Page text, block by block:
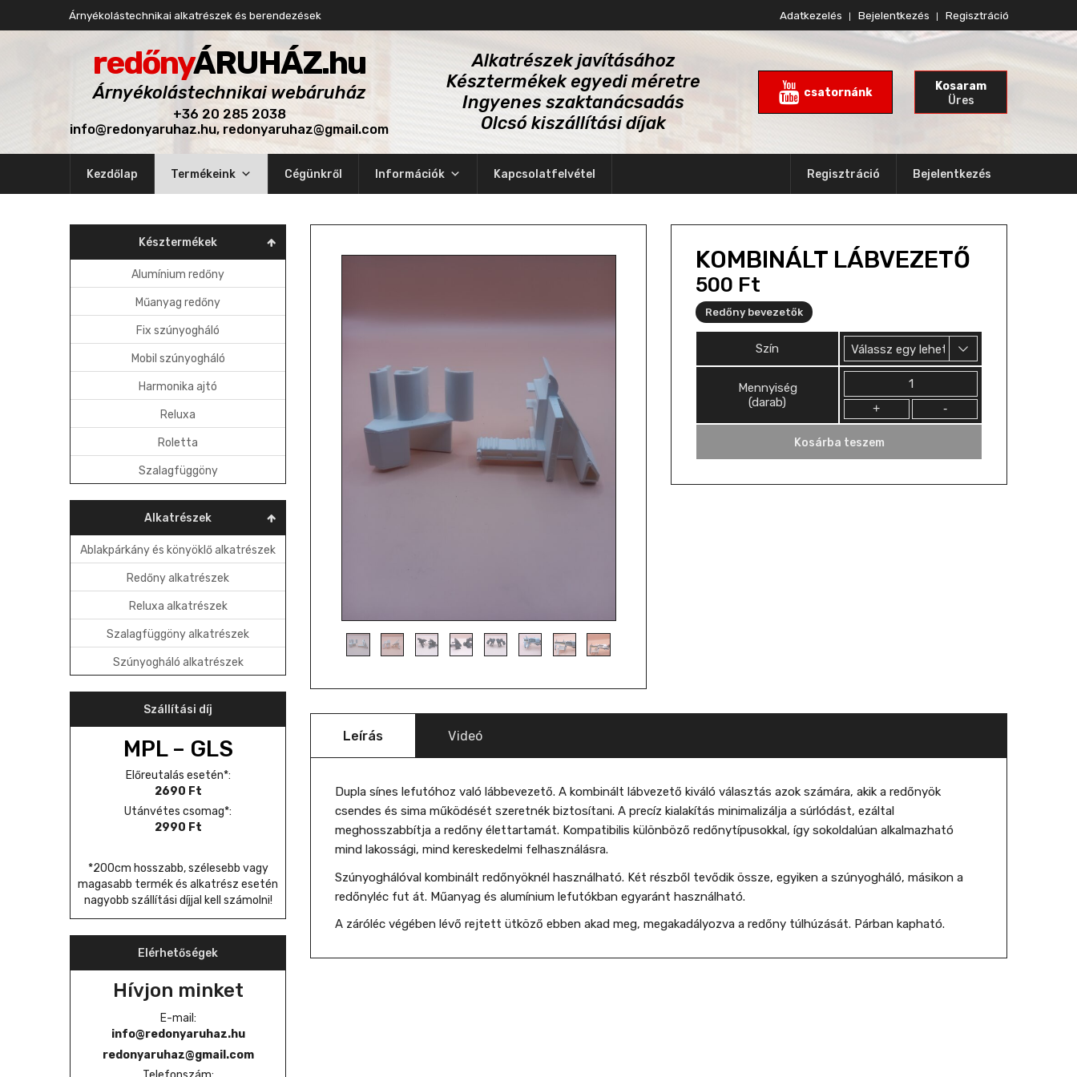
Árnyékolástechnikai alkatrészek és berendezések Adatkezelés Bejelentkezés Regisztráció
redőnyÁRUHÁZ.hu
Árnyékolástechnikai webáruház
+36 20 285 2038
info@redonyaruhaz.hu, redonyaruhaz@gmail.com
Alkatrészek javításához
Késztermékek egyedi méretre
Ingyenes szaktanácsadás
Olcsó kiszállítási díjak
csatornánk
Kosaram
Üres
Kezdőlap Termékeink Cégünkről Információk Kapcsolatfelvétel Bejelentkezés
Regisztráció
Késztermékek
Alumínium redőny
Műanyag redőny
Fix szúnyogháló
Mobil szúnyogháló
Harmonika ajtó
Reluxa
Roletta
Szalagfüggöny
Alkatrészek
Ablakpárkány és könyöklő alkatrészek
Redőny alkatrészek
Reluxa alkatrészek
Szalagfüggöny alkatrészek
Szúnyogháló alkatrészek
Szállítási díj
MPL – GLS
Előreutalás esetén*:
2690 Ft
Utánvétes csomag*:
2990 Ft
*200cm hosszabb, szélesebb vagy
magasabb termék és alkatrész esetén
nagyobb szállítási díjjal kell számolni!
Elérhetőségek
Hívjon minket
E-mail:
info@redonyaruhaz.hu
redonyaruhaz@gmail.com
KOMBINÁLT LÁBVEZETŐ
500 Ft
Redőny bevezetők
Szín
Mennyiség
(darab)
Kosárba teszem
Leírás Videó
Dupla sínes lefutóhoz való lábbevezető. A kombinált lábvezető kiváló választás azok számára, akik a redőnyök
csendes és sima működését szeretnék biztosítani. A precíz kialakítás minimalizálja a súrlódást, ezáltal
meghosszabbítja a redőny élettartamát. Kompatibilis különböző redőnytípusokkal, így sokoldalúan alkalmazható
mind lakossági, mind kereskedelmi felhasználásra.
Szúnyoghálóval kombinált redőnyöknél használható. Két részből tevődik össze, egyiken a szúnyogháló, másikon a
redőnyléc fut át. Műanyag és alumínium lefutókban egyaránt használható.
A záróléc végében lévő rejtett ütköző ebben akad meg, megakadályozva a redőny túlhúzását. Párban kapható.